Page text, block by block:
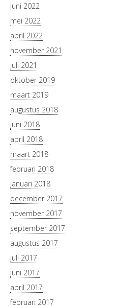
juni 2022
mei 2022
april 2022
november 2021
juli 2021
oktober 2019
maart 2019
augustus 2018
juni 2018
april 2018
maart 2018
februari 2018
januari 2018
december 2017
november 2017
september 2017
augustus 2017
juli 2017
juni 2017
april 2017
februari 2017